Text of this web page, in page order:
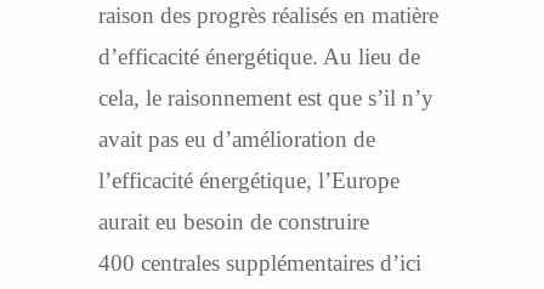
raison des progrès réalisés en matière
d’efficacité énergétique. Au lieu de
cela, le raisonnement est que s’il n’y
avait pas eu d’amélioration de
l’efficacité énergétique, l’Europe
aurait eu besoin de construire
400 centrales supplémentaires d’ici